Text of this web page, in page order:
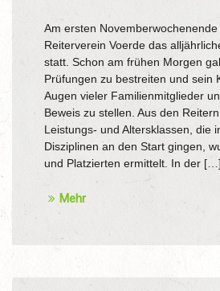
Am ersten
Reiterverein Voerde das
statt. Schon am frühen Morgen
Prüfungen zu bestreiten und sein
Augen vieler Familienmitglieder
Beweis zu stellen. Aus den
Leistungs- und Altersklassen, die
Disziplinen an den Start gingen,
und Platzierten ermittelt. In der […]
Mehr